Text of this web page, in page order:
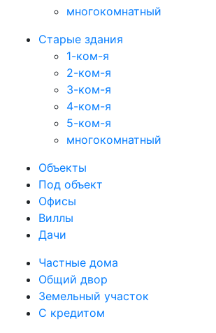
многокомнатный
Старые здания
1-ком-я
2-ком-я
3-ком-я
4-ком-я
5-ком-я
многокомнатный
Объекты
Под объект
Офисы
Виллы
Дачи
Частные дома
Общий двор
Земельный участок
C кредитом